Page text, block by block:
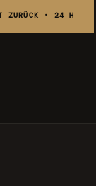
ZURÜCK · 24 H